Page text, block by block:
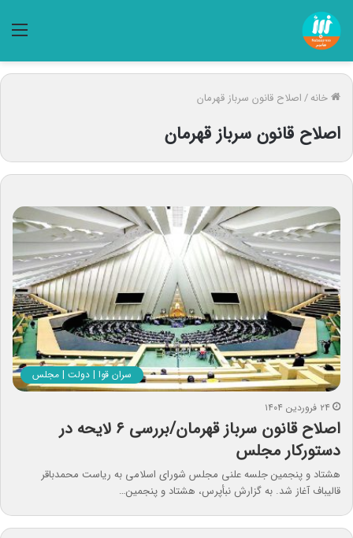
خانه/اصلاح قانون سرباز‌ قهرمان
اصلاح قانون سرباز‌ قهرمان
سران قوا | دولت | مجلس
۲۴ فروردین ۱۴۰۴
اصلاح قانون سرباز‌ قهرمان/بررسی ۶ لایحه در
دستورکار مجلس
هشتاد و پنجمین جلسه علنی مجلس شورای اسلامی به ریاست محمدباقر
قالیباف آغاز شد. به گزارش نبأپرس، هشتاد و پنجمین…